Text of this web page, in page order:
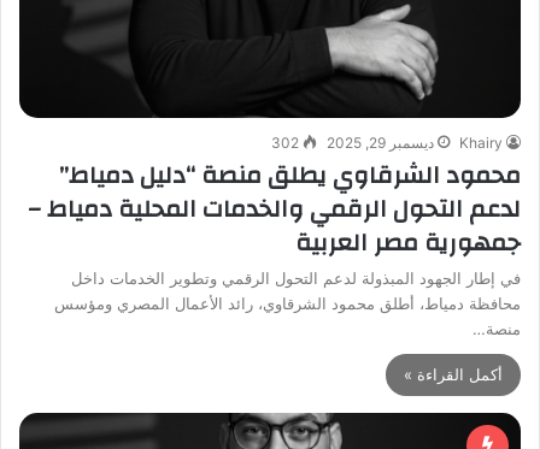
Khairy ديسمبر 29, 2025 302
محمود الشرقاوي يطلق منصة “دليل دمياط”
لدعم التحول الرقمي والخدمات المحلية دمياط –
جمهورية مصر العربية
في إطار الجهود المبذولة لدعم التحول الرقمي وتطوير الخدمات داخل
محافظة دمياط، أطلق محمود الشرقاوي، رائد الأعمال المصري ومؤسس
منصة…
أكمل القراءة »